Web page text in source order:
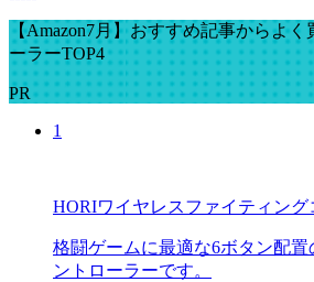
【Amazon7月】おすすめ記事からよ
ーラーTOP4
PR
1
HORIワイヤレスファイティング
格闘ゲームに最適な6ボタン配置
ントローラーです。